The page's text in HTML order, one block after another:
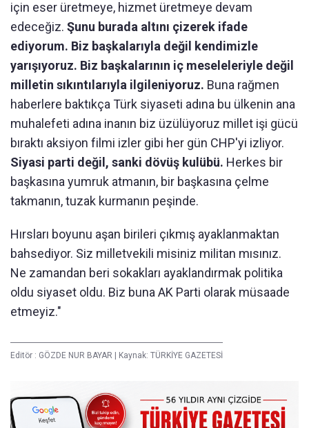
için eser üretmeye, hizmet üretmeye devam
edeceğiz. Şunu burada altını çizerek ifade
ediyorum. Biz başkalarıyla değil kendimizle
yarışıyoruz. Biz başkalarının iç meseleleriyle değil
milletin sıkıntılarıyla ilgileniyoruz. Buna rağmen
haberlere baktıkça Türk siyaseti adına bu ülkenin ana
muhalefeti adına inanın biz üzülüyoruz millet işi gücü
bıraktı aksiyon filmi izler gibi her gün CHP'yi izliyor.
Siyasi parti değil, sanki dövüş kulübü. Herkes bir
başkasına yumruk atmanın, bir başkasına çelme
takmanın, tuzak kurmanın peşinde.
Hırsları boyunu aşan birileri çıkmış ayaklanmaktan
bahsediyor. Siz milletvekili misiniz militan mısınız.
Ne zamandan beri sokakları ayaklandırmak politika
oldu siyaset oldu. Biz buna AK Parti olarak müsaade
etmeyiz."
Editör : GÖZDE NUR BAYAR Kaynak: TÜRKİYE GAZETESİ